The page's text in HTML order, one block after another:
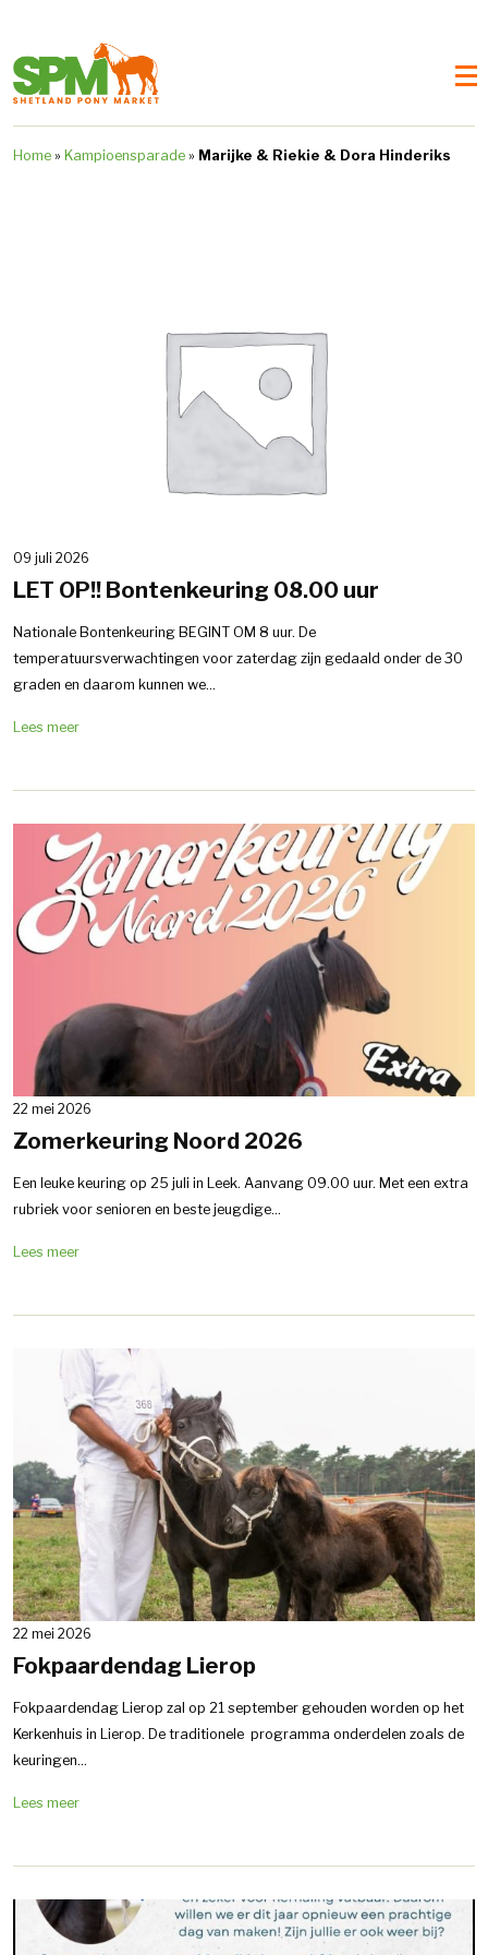
Home » Kampioensparade » Marijke & Riekie & Dora Hinderiks
09 juli 2026
LET OP!! Bontenkeuring 08.00 uur
Nationale Bontenkeuring BEGINT OM 8 uur. De
temperatuursverwachtingen voor zaterdag zijn gedaald onder de 30
graden en daarom kunnen we...
Lees meer
22 mei 2026
Zomerkeuring Noord 2026
Een leuke keuring op 25 juli in Leek. Aanvang 09.00 uur. Met een extra
rubriek voor senioren en beste jeugdige...
Lees meer
22 mei 2026
Fokpaardendag Lierop
Fokpaardendag Lierop zal op 21 september gehouden worden op het
Kerkenhuis in Lierop. De traditionele programma onderdelen zoals de
keuringen...
Lees meer